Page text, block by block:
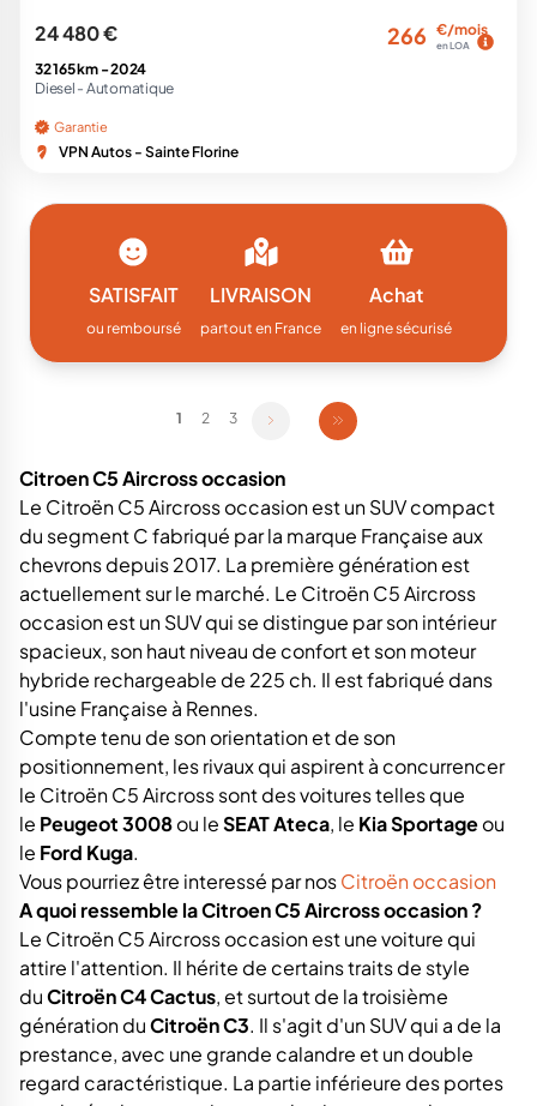
24 480 € 266 €/mois
en LOA
32 165 km -2024
Diesel - Automatique
Garantie
VPN Autos - Sainte Florine
SATISFAIT
ou remboursé
LIVRAISON
partout en France
Achat
en ligne sécurisé
1 2 3
Citroen C5 Aircross occasion
Le Citroën C5 Aircross occasion est un SUV compact
du segment C fabriqué par la marque Française aux
chevrons depuis 2017. La première génération est
actuellement sur le marché. Le Citroën C5 Aircross
occasion est un SUV qui se distingue par son intérieur
spacieux, son haut niveau de confort et son moteur
hybride rechargeable de 225 ch. Il est fabriqué dans
l'usine Française à Rennes.
Compte tenu de son orientation et de son
positionnement, les rivaux qui aspirent à concurrencer
le Citroën C5 Aircross sont des voitures telles que
le Peugeot 3008ou leSEAT Ateca, le Kia Sportageou
le Ford Kuga.
Vous pourriez être interessé par nosCitroën occasion
A quoi ressemble la Citroen C5 Aircross occasion ?
Le Citroën C5 Aircross occasion est une voiture qui
attire l'attention. Il hérite de certains traits de style
duCitroën C4 Cactus, et surtout de la troisième
génération duCitroën C3. Il s'agit d'un SUV qui a de la
prestance, avec une grande calandre et un double
regard caractéristique. La partie inférieure des portes